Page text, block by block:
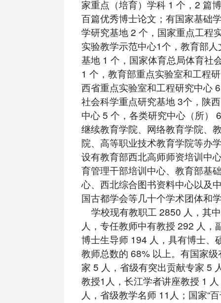
家重点（培育）学科 1 个，2 篇
百篇优秀博士论文；有国家基础
学研究基地 2 个，国家重点工程
实验教学示范中心1个，教育部
基地 1 个，国家体育总局体育社
1 个，教育部重点实验室和工程
西省重点实验室和工程研究中心
社会科学重点研究基地 3个，陕
中心 5 个，各类研究中心（所）
继续教育学院、网络教育学院、
院、高等职业技术教育学院等办
设有教育部西北高师师资培训中
育管理干部培训中心、教育部基
心、西北综合图书资料中心以及
国古都学会等几十个学术团体和
学校现有教职工 2850 人，其
人，专任教师中有教授 292 人，
博士生导师 194 人，具有博士、
教师总数的 68% 以上。有国家
家 5 人，省级有突出贡献专家 5
教授1人，长江学者讲座教授 1
人，省级教学名师 11人；国家“